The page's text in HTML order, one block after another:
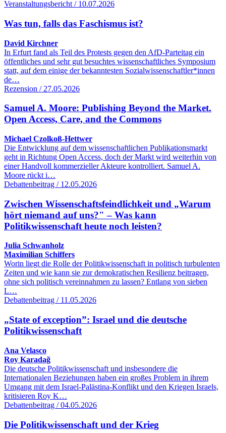
Veranstaltungsbericht / 10.07.2026
Was tun, falls das Faschismus ist?
David Kirchner
In Erfurt fand als Teil des Protests gegen den AfD-Parteitag ein
öffentliches und sehr gut besuchtes wissenschaftliches Symposium
statt, auf dem einige der bekanntesten Sozialwissenschaftler*innen
de…
Rezension / 27.05.2026
Samuel A. Moore: Publishing Beyond the Market.
Open Access, Care, and the Commons
Michael Czolkoß-Hettwer
Die Entwicklung auf dem wissenschaftlichen Publikationsmarkt
geht in Richtung Open Access, doch der Markt wird weiterhin von
einer Handvoll kommerzieller Akteure kontrolliert. Samuel A.
Moore rückt i…
Debattenbeitrag / 12.05.2026
Zwischen Wissenschaftsfeindlichkeit und „Warum
hört niemand auf uns?" – Was kann
Politikwissenschaft heute noch leisten?
Julia Schwanholz
Maximilian Schiffers
Worin liegt die Rolle der Politikwissenschaft in politisch turbulenten
Zeiten und wie kann sie zur demokratischen Resilienz beitragen,
ohne sich politisch vereinnahmen zu lassen? Entlang von sieben
L…
Debattenbeitrag / 11.05.2026
„State of exception”: Israel und die deutsche
Politikwissenschaft
Ana Velasco
Roy Karadağ
Die deutsche Politikwissenschaft und insbesondere die
Internationalen Beziehungen haben ein großes Problem in ihrem
Umgang mit dem Israel-Palästina-Konflikt und den Kriegen Israels,
kritisieren Roy K…
Debattenbeitrag / 04.05.2026
Die Politikwissenschaft und der Krieg